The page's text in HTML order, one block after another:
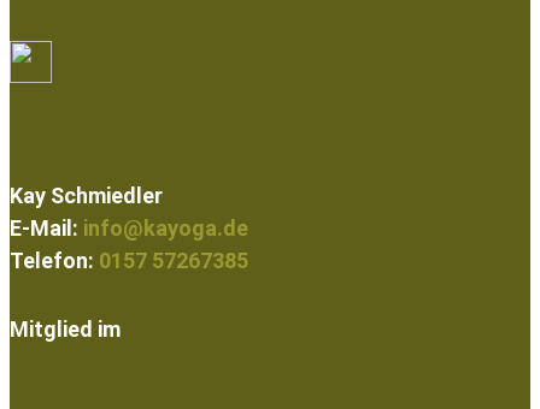
Kay Schmiedler
E-Mail: info@kayoga.de
Telefon: 0157 57267385
Mitglied im